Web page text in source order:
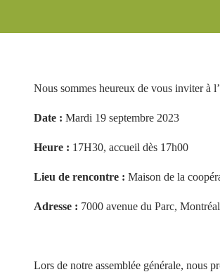
Nous sommes heureux de vous inviter à
Date : Mardi 19 septembre 2023
Heure : 17H30, accueil dès 17h00
Lieu de rencontre : Maison de la
Adresse : 7000 avenue du Parc,
Lors de notre assemblée générale, nous